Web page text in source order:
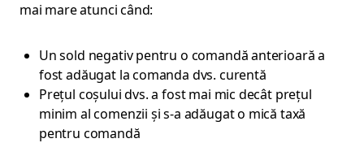
mai mare atunci când:
Un sold negativ pentru o comandă anterioară a
fost adăugat la comanda dvs. curentă
Prețul coșului dvs. a fost mai mic decât prețul
minim al comenzii și s-a adăugat o mică taxă
pentru comandă